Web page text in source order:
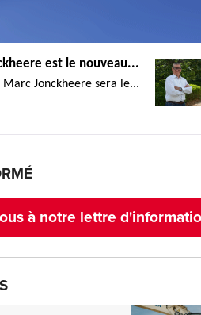
est le nouveau...
Jonckheere sera le...
à notre lettre